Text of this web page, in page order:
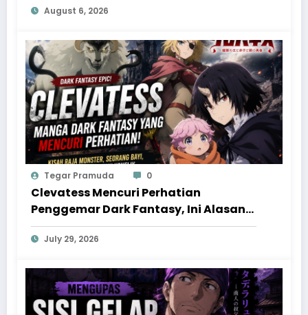
Daidaidaidaidaisuki na 100-nin no
August 6, 2026
Tegar Pramuda 0
Clevatess Mencuri Perhatian
Penggemar Dark Fantasy, Ini Alasan
Manga Karya Yuji Iwahara Layak
Masuk Daftar Baca
July 29, 2026